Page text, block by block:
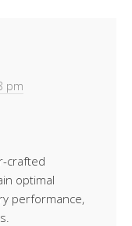
pm
crafted
optimal
performance,